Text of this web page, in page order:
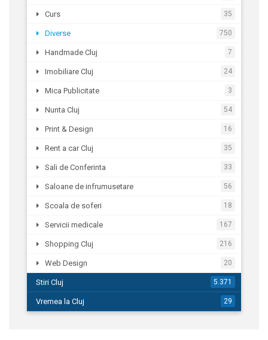
Curs 35
Diverse 750
Handmade Cluj 7
Imobiliare Cluj 24
Mica Publicitate 3
Nunta Cluj 54
Print & Design 16
Rent a car Cluj 35
Sali de Conferinta 33
Saloane de infrumusetare 56
Scoala de soferi 18
Servicii medicale 167
Shopping Cluj 216
Web Design 20
Stiri Cluj 5.371
Vremea la Cluj 29